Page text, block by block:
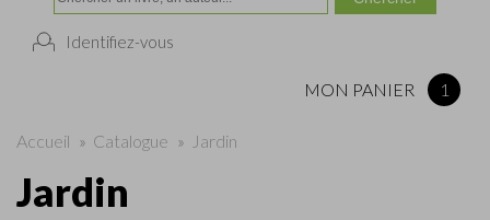
Identifiez-vous
MON PANIER 1
Accueil » Catalogue » Jardin
Jardin